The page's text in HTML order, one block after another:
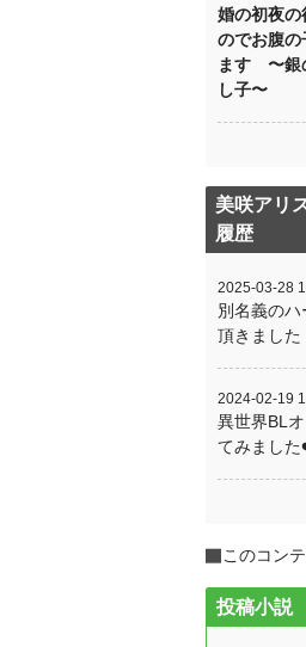
婚の初夜の
のでお腹の
ます 〜銀
し子〜
美咲アリ
履歴
2025-03-28
別名義の
頂きました
2024-02-19
異世界BL
てみまし
このコン
投稿小説